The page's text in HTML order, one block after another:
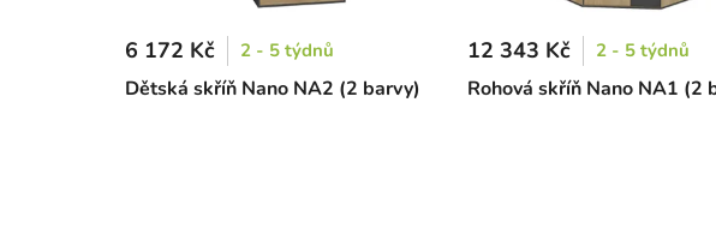
Dětská skříň Nano NA2 (2 barvy)
6 172 Kč 2 - 5 týdnů
Rohová skříň Nano NA1 (2
12 343 Kč 2 - 5 týdnů